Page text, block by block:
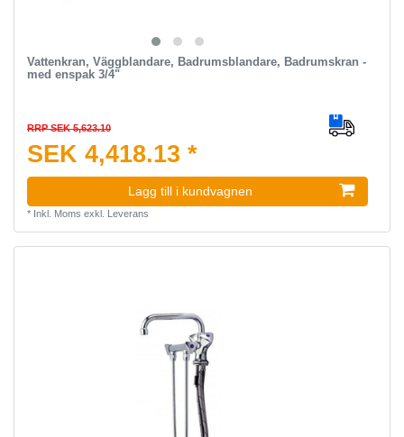
Vattenkran, Väggblandare, Badrumsblandare, Badrumskran -
med enspak 3/4"
RRP SEK 5,623.10
SEK 4,418.13 *
Lagg till i kundvagnen
* Inkl. Moms exkl. Leverans